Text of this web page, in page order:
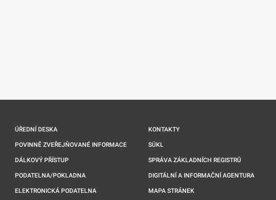
kartě
ÚŘEDNÍ DESKA
POVINNĚ ZVEŘEJŇOVANÉ INFORMACE
DÁLKOVÝ PŘÍSTUP
PODATELNA/POKLADNA
ELEKTRONICKÁ PODATELNA
KONTAKTY
SÚKL
SPRÁVA ZÁKLADNÍCH REGISTRŮ
DIGITÁLNÍ A INFORMAČNÍ AGENTURA
MAPA STRÁNEK